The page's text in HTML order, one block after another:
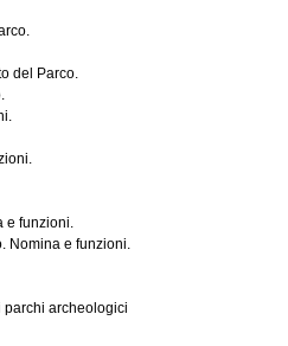
del Parco.
e funzioni.
Nomina e funzioni.
parchi archeologici